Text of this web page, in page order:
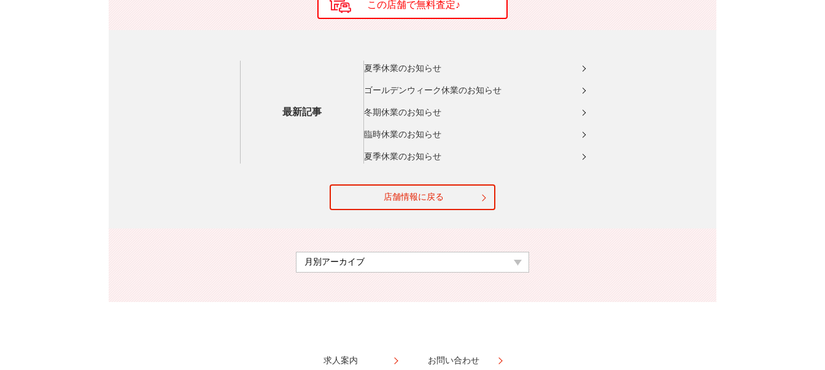
最新記事
夏季休業のお知らせ
ゴールデンウィーク休業のお知らせ
冬期休業のお知らせ
臨時休業のお知らせ
夏季休業のお知らせ
店舗情報に戻る
求人案内 お問い合わせ